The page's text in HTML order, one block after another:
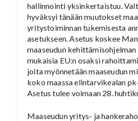
hallinnointi yksinkertaistuu.
hyväksyi tänään muutokset
yritystoiminnan tukemisesta
asetukseen. Asetus koskee
maaseudun
mukaisia EU:n osaksi
joita myönnetään maaseudun
koko maassa elintarvikealan
Asetus tulee voimaan 28.
Maaseudun yritys- ja